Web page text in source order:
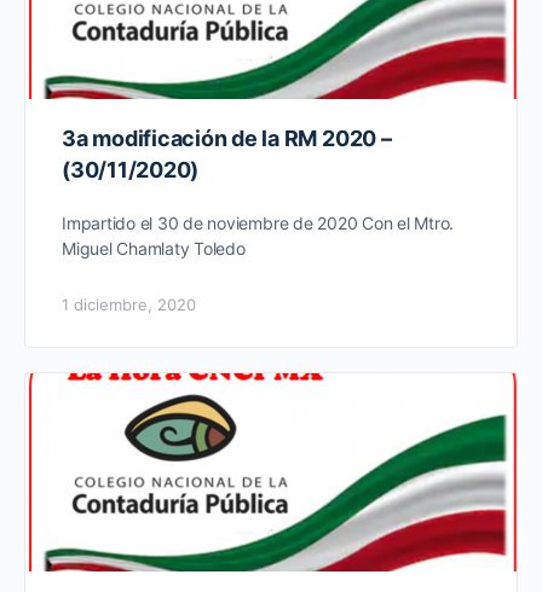
3a modificación de la RM 2020 –
(30/11/2020)
Impartido el 30 de noviembre de 2020 Con el Mtro.
Miguel Chamlaty Toledo
1 diciembre, 2020